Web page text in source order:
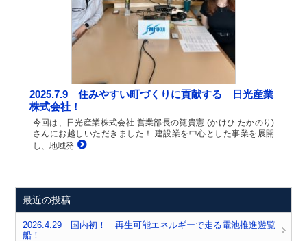
2025.7.9 住みやすい町づくりに貢献する 日光産業
株式会社！
今回は、日光産業株式会社 営業部長の筧貴憲 (かけひ たかのり)
さんにお越しいただきました！ 建設業を中心とした事業を展開
し、地域発
最近の投稿
2026.4.29 国内初！ 再生可能エネルギーで走る電池推進遊覧
船！